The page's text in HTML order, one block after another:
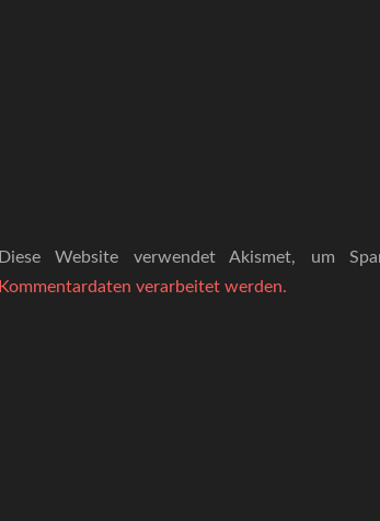
Diese Website verwendet Akismet, um
Kommentardaten verarbeitet werden.